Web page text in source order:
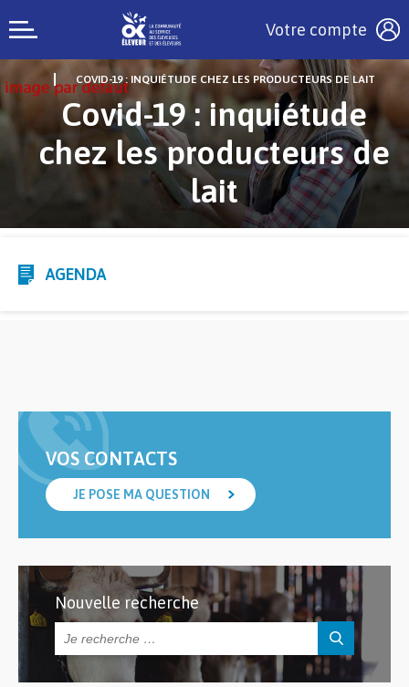
Votre compte
COVID-19 : INQUIÉTUDE CHEZ LES PRODUCTEURS DE LAIT
Covid-19 : inquiétude
chez les producteurs de
lait
AGENDA
VOS CONTACTS
JE POSE MA QUESTION
Nouvelle recherche